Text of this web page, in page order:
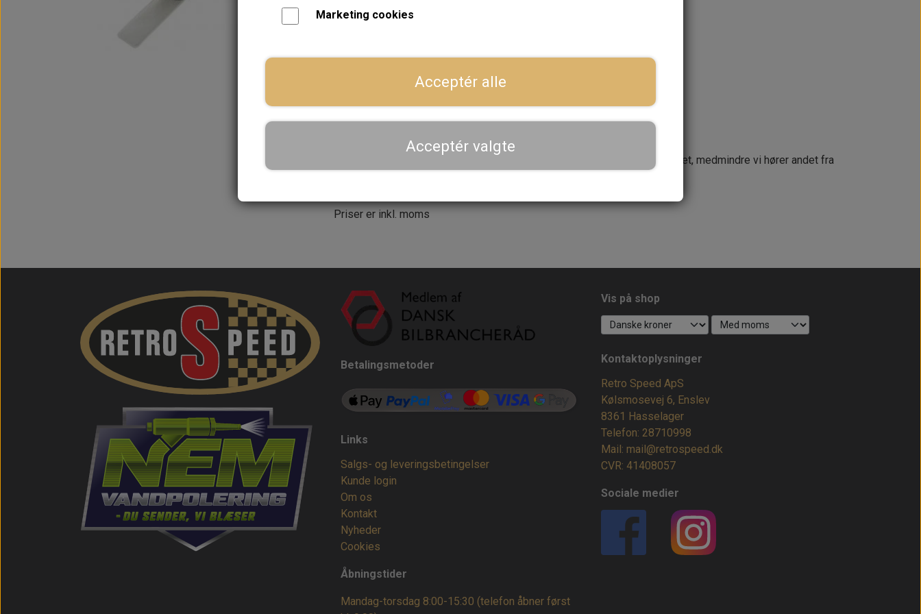
Dansk webshop, kundeservice og lager
Se aktuel leveringstid på varen - vi afsender altid hele din ordre samlet, medmindre vi hører andet fra
Priser er inkl. moms
Betalingsmetoder
Links
Salgs- og leveringsbetingelser
Kunde login
Om os
Kontakt
Nyheder
Cookies
Åbningstider
Mandag-torsdag 8:00-15:30 (telefon åbner først
Vis på shop
Kontaktoplysninger
Retro Speed ApS
Kølsmosevej 6, Enslev
8361 Hasselager
Telefon: 28710998
Mail: mail@retrospeed.dk
CVR: 41408057
Sociale medier
Marketing cookies
Acceptér alle
Acceptér valgte